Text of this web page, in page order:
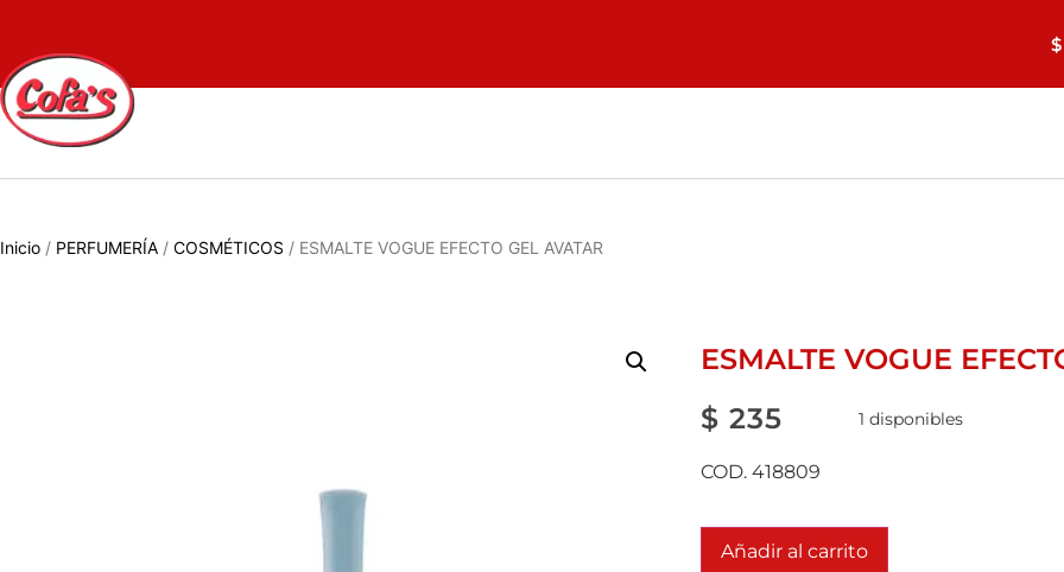
$
Inicio / PERFUMERÍA / COSMÉTICOS / ESMALTE VOGUE EFECTO GEL AVATAR
ESMALTE VOGUE
$ 235 1 disponibles
COD. 418809
Añadir al carrito